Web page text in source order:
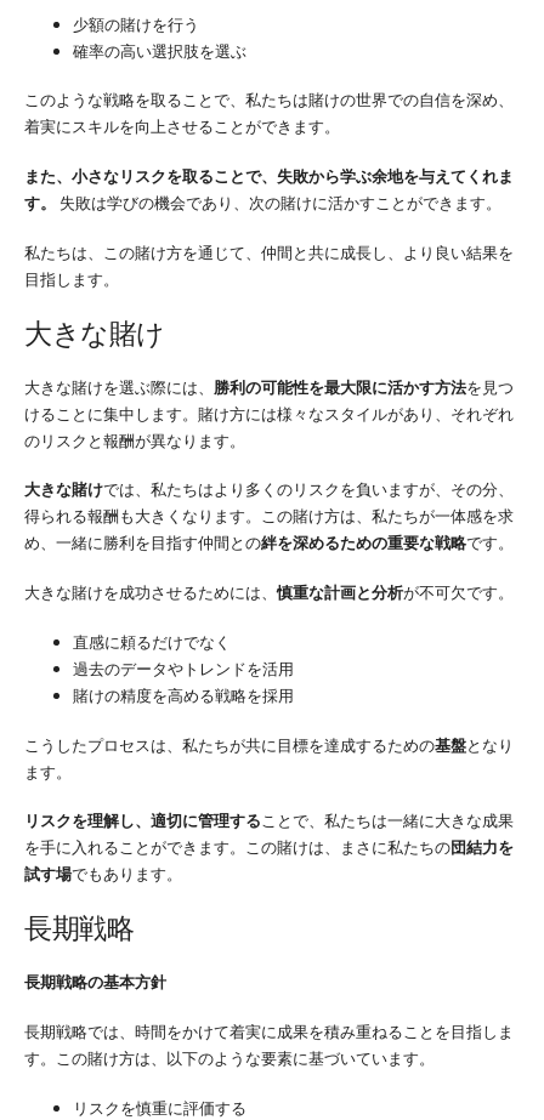
少額の賭けを行う
確率の高い選択肢を選ぶ
このような戦略を取ることで、私たちは賭けの世界での自信を深め、
着実にスキルを向上させることができます。
また、小さなリスクを取ることで、失敗から学ぶ余地を与えてくれま
す。
失敗は学びの機会であり、次の賭けに活かすことができます。
私たちは、この賭け方を通じて、仲間と共に成長し、より良い結果を
目指します。
大きな賭け
大きな賭けを選ぶ際には、 勝利の可能性を最大限に活かす方法を見つ
けることに集中します。賭け方には様々なスタイルがあり、それぞれ
のリスクと報酬が異なります。
大きな賭けでは、私たちはより多くのリスクを負いますが、その分、
得られる報酬も大きくなります。この賭け方は、私たちが一体感を求
め、一緒に勝利を目指す仲間との絆を深めるための重要な戦略です。
大きな賭けを成功させるためには、慎重な計画と分析が不可欠です。
直感に頼るだけでなく
過去のデータやトレンドを活用
賭けの精度を高める戦略を採用
こうしたプロセスは、私たちが共に目標を達成するための基盤となり
ます。
リスクを理解し、適切に管理することで、私たちは一緒に大きな成果
を手に入れることができます。この賭けは、まさに私たちの団結力を
試す場でもあります。
長期戦略
長期戦略の基本方針
長期戦略では、時間をかけて着実に成果を積み重ねることを目指しま
す。この賭け方は、以下のような要素に基づいています。
リスクを慎重に評価する